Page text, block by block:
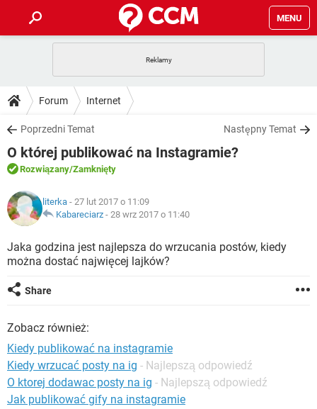
MENU
GRY
SPOTIFY
INSTAGRAM FACEBOOK
WINDOWS 10
PORADY
PlayStation
SPOTIFY
INSTAGRAM
WINDOWS 10
DO POBRANIA
ANDROID TIKTOK
GRY
IOS
INSTAGRAM
WINDOWS 10
FORUM
COVID-19
GRY WHATSAPP
INSTAGRAM
WINDOWS 10
ARTYKUŁY
COVID-19
GRY WHATSAPP
INSTAGRAM
WINDOWS 10
Forum Internet
Poprzedni Temat Następny Temat
O której publikować na Instagramie?
Rozwiązany/Zamknięty
literka - 27 lut 2017 o 11:09
Kabareciarz - 28 wrz 2017 o 11:40
Jaka godzina jest najlepsza do wrzucania postów, kiedy
można dostać najwięcej lajków?
Share
Zobacz również:
Kiedy publikować na instagramie
Kiedy wrzucać posty na ig - Najlepszą odpowiedź
O ktorej dodawac posty na ig - Najlepszą odpowiedź
Jak publikować gify na instagramie